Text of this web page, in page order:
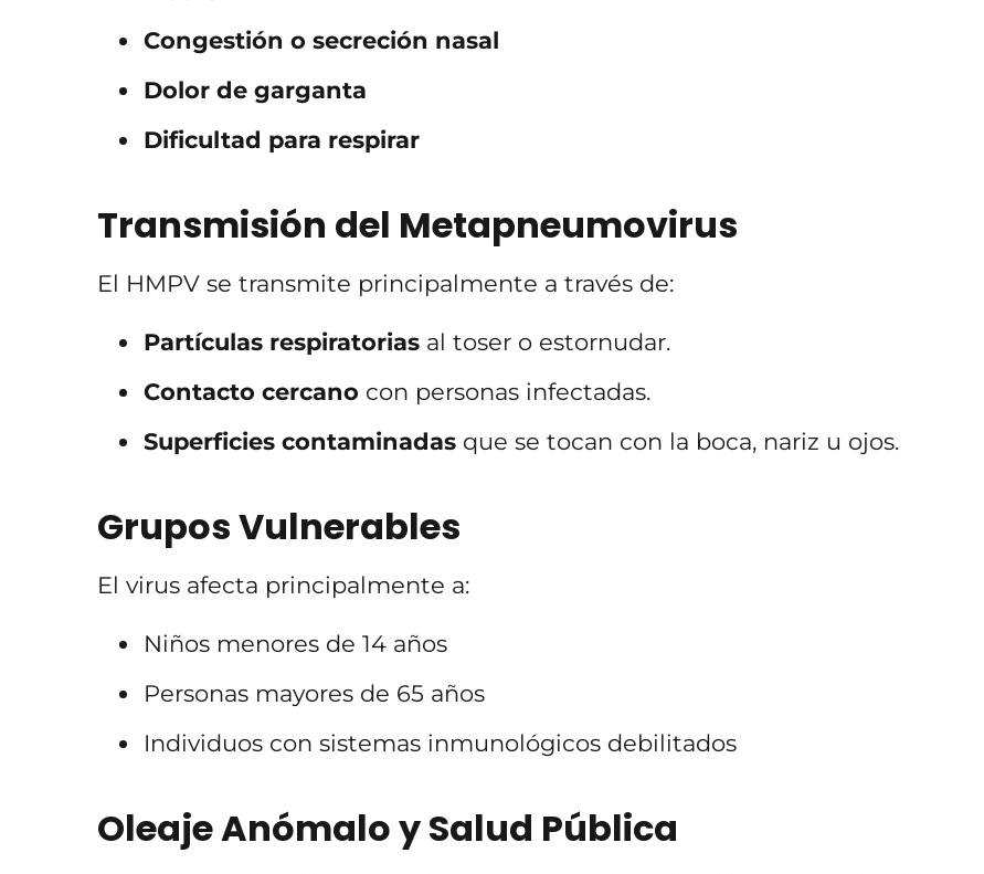
Congestión o secreción nasal
Dolor de garganta
Dificultad para respirar
Transmisión del Metapneumovirus
El HMPV se transmite principalmente a través de:
Partículas respiratorias al toser o estornudar.
Contacto cercano con personas infectadas.
Superficies contaminadas que se tocan con la boca, nariz u ojos.
Grupos Vulnerables
El virus afecta principalmente a:
Niños menores de 14 años
Personas mayores de 65 años
Individuos con sistemas inmunológicos debilitados
Oleaje Anómalo y Salud Pública